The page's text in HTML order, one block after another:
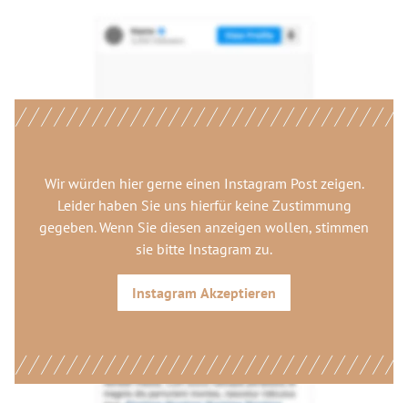
Wir würden hier gerne einen Instagram Postzeigen.
Leider haben Sie uns hierfür keine Zustimmung
gegeben. Wenn Sie diesen anzeigen wollen, stimmen
sie bitte Instagram zu.
Instagram Akzeptieren